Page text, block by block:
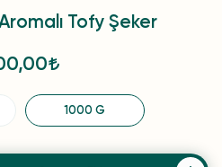
Tofy Şeker
1000 G